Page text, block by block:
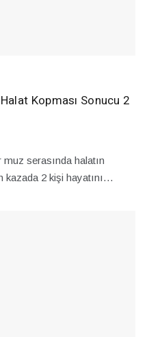
Kopması Sonucu 2
serasında halatın
kazada 2 kişi hayatını…